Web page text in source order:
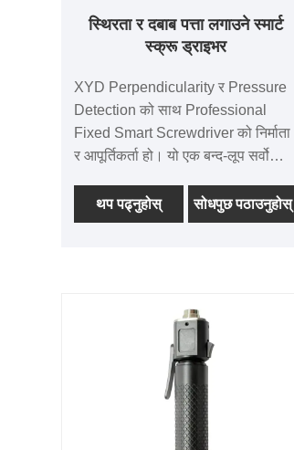
स्थिरता र दबाब पत्ता लगाउने स्मार्ट
स्क्रू ड्राइभर
XYD Perpendicularity र Pressure
Detection को साथ Professional
Fixed Smart Screwdriver को निर्माता
र आपूर्तिकर्ता हो। यो एक बन्द-लूप सर्वो
संग। यो एक जाइरोस्कोप र दबाव सेन्सर संग
सुसज्जित छ, जसले वास्तविक समयमा
छ। यसमा CE/UL प्रमाणपत्रहरू छन्।
न्यूनतम अर्डर मात्रा कम छ र वितरण चक्र
थप पढ्नुहोस् सोधपुछ पठाउनुहोस्